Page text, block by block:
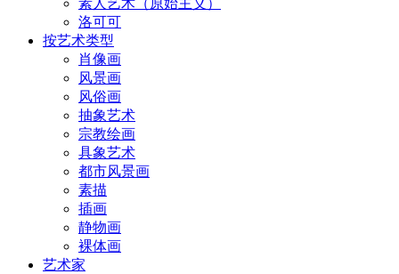
素人艺术（原始主义）
洛可可
按艺术类型
肖像画
风景画
风俗画
抽象艺术
宗教绘画
具象艺术
都市风景画
素描
插画
静物画
裸体画
艺术家